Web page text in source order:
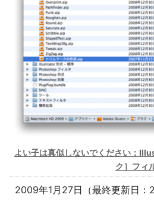
よい子は真似しないでください：
ク］フィ
2009年1月27日（最終更新日：